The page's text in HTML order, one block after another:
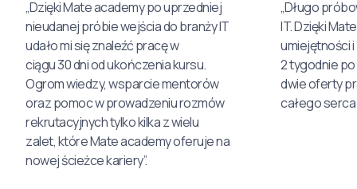
„Dzięki Mate academy po uprzedniej
nieudanej próbie wejścia do branży IT
udało mi się znaleźć pracę w
ciągu 30 dni od ukończenia kursu.
Ogrom wiedzy, wsparcie mentorów
oraz pomoc w prowadzeniu rozmów
rekrutacyjnych tylko kilka z wielu
zalet, które Mate academy oferuje na
nowej ścieżce kariery”.
„Długo
IT. Dzięki
umiejętności
2 tygodnie
dwie oferty
całego serca